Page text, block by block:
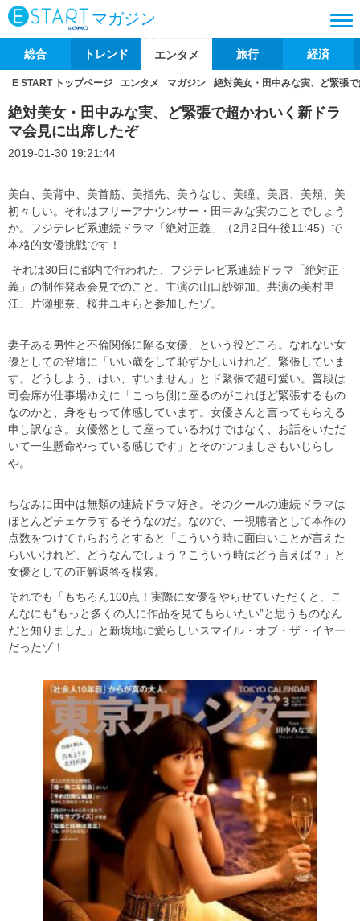
マガジン
総合 トレンド エンタメ 旅行 経済
E START トップページ エンタメ マガジン 絶対美女・田中みな実、ど緊張
絶対美女・田中みな実、ど緊張で超かわいく新ドラ
マ会見に出席したぞ
2019-01-30 19:21:44
美白、美背中、美首筋、美指先、美うなじ、美瞳、美唇、美頬、美
初々しい。それはフリーアナウンサー・田中みな実のことでしょう
か。フジテレビ系連続ドラマ「絶対正義」（2月2日午後11:45）で
本格的女優挑戦です！
それは30日に都内で行われた、フジテレビ系連続ドラマ「絶対正
義」の制作発表会見でのこと。主演の山口紗弥加、共演の美村里
江、片瀬那奈、桜井ユキらと参加したゾ。
妻子ある男性と不倫関係に陥る女優、という役どころ。なれない女
優としての登壇に「いい歳をして恥ずかしいけれど、緊張していま
す。どうしよう、はい、すいません」とド緊張で超可愛い。普段は
司会席が仕事場ゆえに「こっち側に座るのがこれほど緊張するもの
なのかと、身をもって体感しています。女優さんと言ってもらえる
申し訳なさ。女優然として座っているわけではなく、お話をいただ
いて一生懸命やっている感じです」とそのつつましさもいじらし
や。
ちなみに田中は無類の連続ドラマ好き。そのクールの連続ドラマは
ほとんどチェケラするそうなのだ。なので、一視聴者として本作の
点数をつけてもらおうとすると「こういう時に面白いことが言えた
らいいけれど、どうなんでしょう？こういう時はどう言えば？」と
女優としての正解返答を模索。
それでも「もちろん100点！実際に女優をやらせていただくと、こ
んなにも“もっと多くの人に作品を見てもらいたい”と思うものなん
だと知りました」と新境地に愛らしいスマイル・オブ・ザ・イヤー
だったゾ！